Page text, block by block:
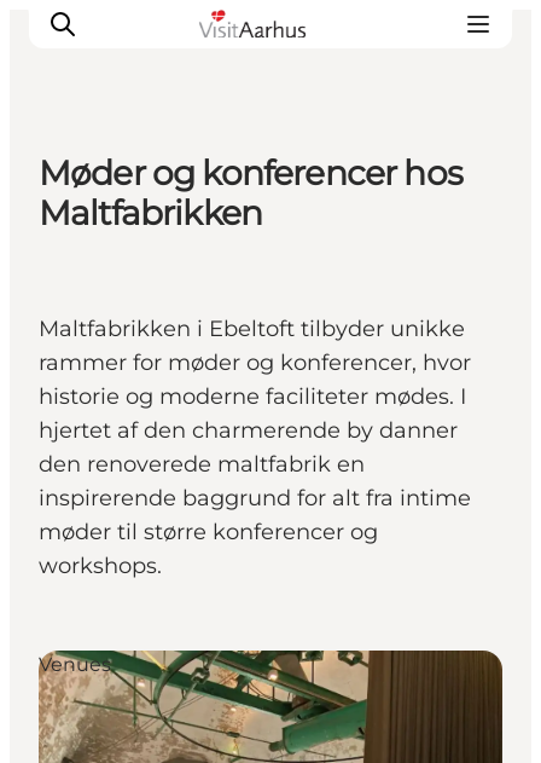
Oplevelser
Transport
Møder og konferencer hos
Maltfabrikken
Maltfabrikken i Ebeltoft tilbyder unikke
rammer for møder og konferencer, hvor
historie og moderne faciliteter mødes. I
hjertet af den charmerende by danner
den renoverede maltfabrik en
inspirerende baggrund for alt fra intime
møder til større konferencer og
workshops.
Venues